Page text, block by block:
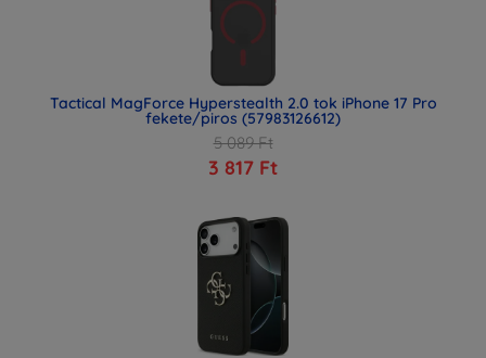
Tactical MagForce Hyperstealth 2.0 tok iPhone 17 Pro
fekete/piros (57983126612)
5 089 Ft
3 817 Ft